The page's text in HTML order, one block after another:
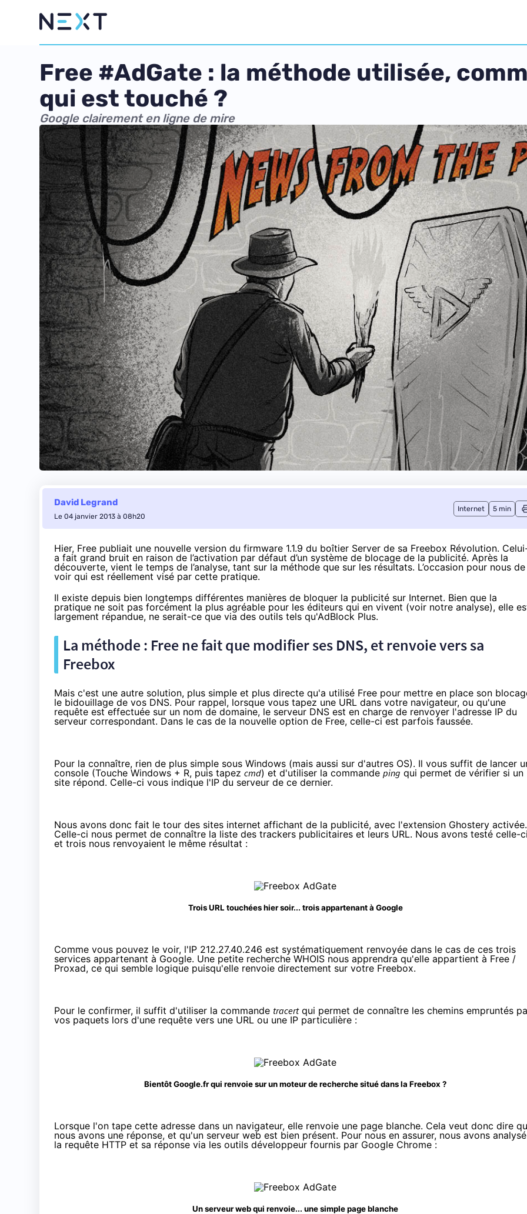
Free #AdGate : la méthode utilisée,
qui est touché ?
Google clairement en ligne de mire
David Legrand
Le 04 janvier 2013 à 08h20
Internet 5 min
Hier, Free publiait une nouvelle version du firmware 1.1.9 du boîtier Server de sa Freebox Révolution.
a fait grand bruit en raison de l’activation par défaut d’un système de blocage de la publicité. Après la
découverte, vient le temps de l’analyse, tant sur la méthode que sur les résultats. L’occasion pour nous de
voir qui est réellement visé par cette pratique.
Il existe depuis bien longtemps différentes manières de bloquer la publicité sur Internet. Bien que la
pratique ne soit pas forcément la plus agréable pour les éditeurs qui en vivent (voir notre analyse), elle
largement répandue, ne serait-ce que via des outils tels qu'AdBlock Plus.
La méthode : Free ne fait que modifier ses DNS, et renvoie vers sa
Freebox
Mais c'est une autre solution, plus simple et plus directe qu'a utilisé Free pour mettre en place son
le bidouillage de vos DNS. Pour rappel, lorsque vous tapez une URL dans votre navigateur, ou qu'une
requête est effectuée sur un nom de domaine, le serveur DNS est en charge de renvoyer l'adresse IP du
serveur correspondant. Dans le cas de la nouvelle option de Free, celle-ci est parfois faussée.
Pour la connaître, rien de plus simple sous Windows (mais aussi sur d'autres OS). Il vous suffit de lancer
console (Touche Windows + R, puis tapez cmd) et d'utiliser la commande ping qui permet de vérifier si un
site répond. Celle-ci vous indique l'IP du serveur de ce dernier.
Nous avons donc fait le tour des sites internet affichant de la publicité, avec l'extension Ghostery activée.
Celle-ci nous permet de connaître la liste des trackers publicitaires et leurs URL. Nous avons testé celle-
et trois nous renvoyaient le même résultat :
Trois URL touchées hier soir... trois appartenant à Google
Comme vous pouvez le voir, l'IP 212.27.40.246 est systématiquement renvoyée dans le cas de ces trois
services appartenant à Google. Une petite recherche WHOIS nous apprendra qu'elle appartient à Free /
Proxad, ce qui semble logique puisqu'elle renvoie directement sur votre Freebox.
Pour le confirmer, il suffit d'utiliser la commande tracertqui permet de connaître les chemins empruntés
vos paquets lors d'une requête vers une URL ou une IP particulière :
Bientôt Google.fr qui renvoie sur un moteur de recherche situé dans la Freebox ?
Lorsque l'on tape cette adresse dans un navigateur, elle renvoie une page blanche. Cela veut donc dire
nous avons une réponse, et qu'un serveur web est bien présent. Pour nous en assurer, nous avons analysé
la requête HTTP et sa réponse via les outils développeur fournis par Google Chrome :
Un serveur web qui renvoie... une simple page blanche